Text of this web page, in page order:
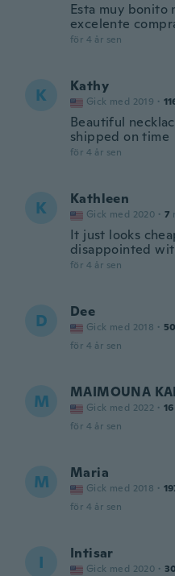
Esta muy bonito
excelente
för 4 år sen
K Kathy
Gick med 2019 ·
Beautiful
shipped on time
för 4 år sen
K Kathleen
Gick med 2020 · 7
It just looks
disappointed
för 4 år sen
D Dee
Gick med 2018 ·
för 4 år sen
M MAIMOUNA
Gick med 2022 · 16
för 4 år sen
M Maria
Gick med 2018 ·
för 4 år sen
I Intisar
Gick med 2020 · 30